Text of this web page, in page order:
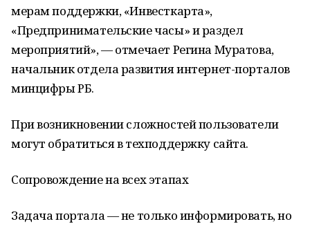
мерам поддержки, «Инвесткарта»,
«Предпринимательские часы» и раздел
мероприятий», — отмечает Регина Муратова,
начальник отдела развития интернет-порталов
минцифры РБ.
При возникновении сложностей пользователи
могут обратиться в техподдержку сайта.
Сопровождение на всех этапах
Задача портала — не только информировать, но